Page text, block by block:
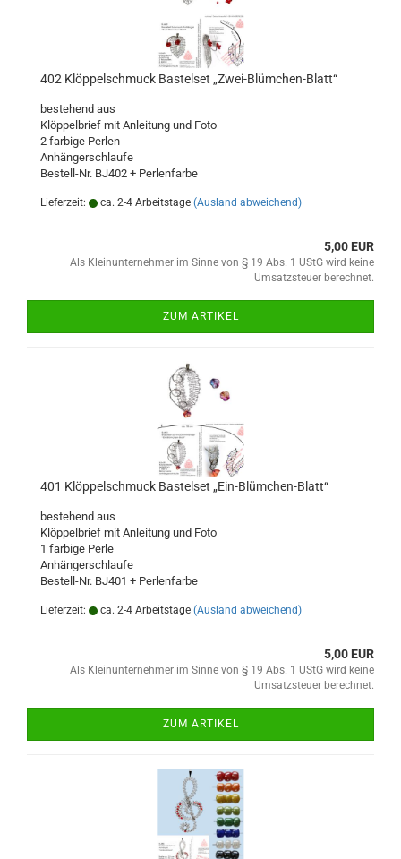
402 Klöppelschmuck Bastelset „Zwei-Blümchen-Blatt“
bestehend aus
Klöppelbrief mit Anleitung und Foto
2 farbige Perlen
Anhängerschlaufe
Bestell-Nr. BJ402 + Perlenfarbe
Lieferzeit: ca. 2-4 Arbeitstage (Ausland abweichend)
5,00 EUR
Als Kleinunternehmer im Sinne von § 19 Abs. 1 UStG wird keine
Umsatzsteuer berechnet.
ZUM ARTIKEL
401 Klöppelschmuck Bastelset „Ein-Blümchen-Blatt“
bestehend aus
Klöppelbrief mit Anleitung und Foto
1 farbige Perle
Anhängerschlaufe
Bestell-Nr. BJ401 + Perlenfarbe
Lieferzeit: ca. 2-4 Arbeitstage (Ausland abweichend)
5,00 EUR
Als Kleinunternehmer im Sinne von § 19 Abs. 1 UStG wird keine
Umsatzsteuer berechnet.
ZUM ARTIKEL